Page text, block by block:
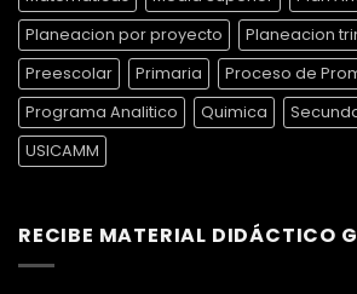
Planeacion por proyecto
Planeacion
Preescolar
Primaria
Proceso de
Programa Analitico
Quimica
USICAMM
RECIBE MATERIAL DIDÁCTICO